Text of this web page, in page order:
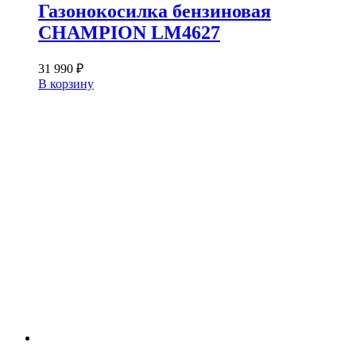
Газонокосилка бензиновая
CHAMPION LM4627
31 990 ₽
В корзину